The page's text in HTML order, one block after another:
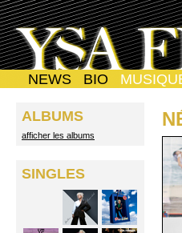
NEWS BIO
ALBUMS
afficher les albums
SINGLES